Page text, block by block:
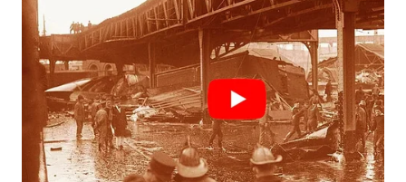
LIKUPANG
WN
LABUANBAJO
WN
BORNEO